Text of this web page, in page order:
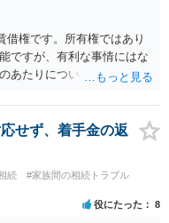
借権です。所有権ではあり
ですが、有利な事情にはな
あたりについては、お近く
せず、着手金の返
続
#家族間の相続トラブル
役にたった 8